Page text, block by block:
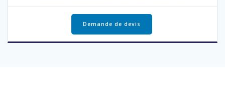
Demande de devis